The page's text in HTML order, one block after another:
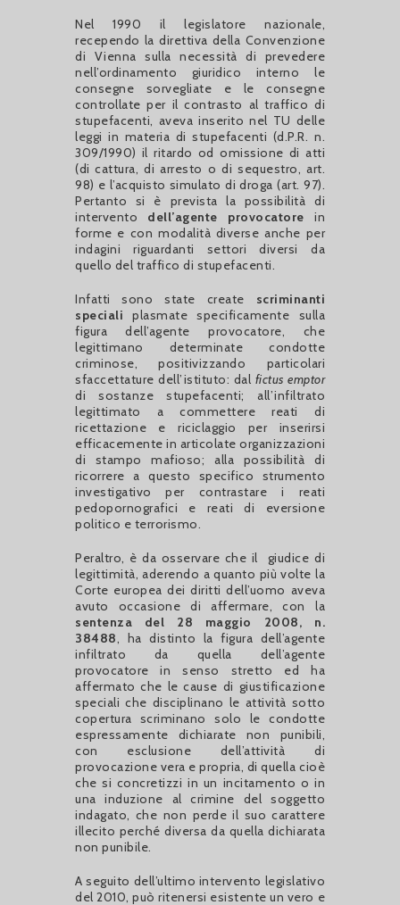
Nel 1990 il legislatore nazionale,
recependo la direttiva della Convenzione
di Vienna sulla necessità di prevedere
nell’ordinamento giuridico interno le
consegne sorvegliate e le consegne
controllate per il contrasto al traffico di
stupefacenti, aveva inserito nel TU delle
leggi in materia di stupefacenti (d.P.R. n.
309/1990) il ritardo od omissione di atti
(di cattura, di arresto o di sequestro, art.
98) e l’acquisto simulato di droga (art. 97).
Pertanto si è prevista la possibilità di
intervento dell’agente provocatore in
forme e con modalità diverse anche per
indagini riguardanti settori diversi da
quello del traffico di stupefacenti.
Infatti sono state create scriminanti
specialiplasmate specificamente sulla
figura dell’agente provocatore, che
legittimano determinate condotte
criminose, positivizzando particolari
sfaccettature dell’istituto: dal fictus emptor
di sostanze stupefacenti; all’infiltrato
legittimato a commettere reati di
ricettazione e riciclaggio per inserirsi
efficacemente in articolate organizzazioni
di stampo mafioso; alla possibilità di
ricorrere a questo specifico strumento
investigativo per contrastare i reati
pedopornografici e reati di eversione
politico e terrorismo.
Peraltro, è da osservare che il giudice di
legittimità, aderendo a quanto più volte la
Corte europea dei diritti dell’uomo aveva
avuto occasione di affermare, con la
sentenza
del 28 maggio 2008, n.
38488, ha distinto la figura dell’agente
infiltrato da quella dell’agente
provocatore in senso stretto ed ha
affermato che le cause di giustificazione
speciali che disciplinano le attività sotto
copertura scriminano solo le condotte
espressamente dichiarate non punibili,
con esclusione dell’attività di
provocazione vera e propria, di quella cioè
che si concretizzi in un incitamento o in
una induzione al crimine del soggetto
indagato, che non perde il suo carattere
illecito perché diversa da quella dichiarata
non punibile.
A seguito dell’ultimo intervento legislativo
del 2010, può ritenersi esistente un vero e